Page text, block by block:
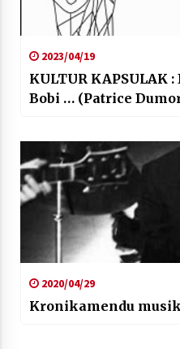
2023/04/19
KULTUR KAPSULAK
Bobi … (Patrice
2020/04/29
Kronikamendu